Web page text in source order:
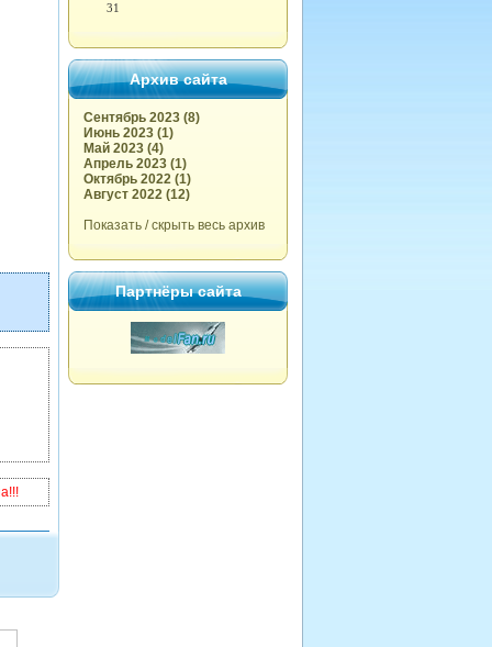
31
Архив сайта
Сентябрь 2023 (8)
Июнь 2023 (1)
Май 2023 (4)
Апрель 2023 (1)
Октябрь 2022 (1)
Август 2022 (12)
Показать / скрыть весь архив
Партнёры сайта